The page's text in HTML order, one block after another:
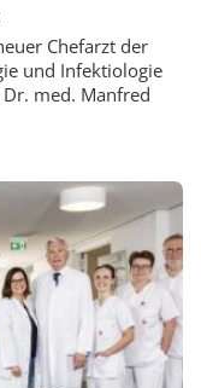
Chefarzt der
und Infektiologie
med. Manfred